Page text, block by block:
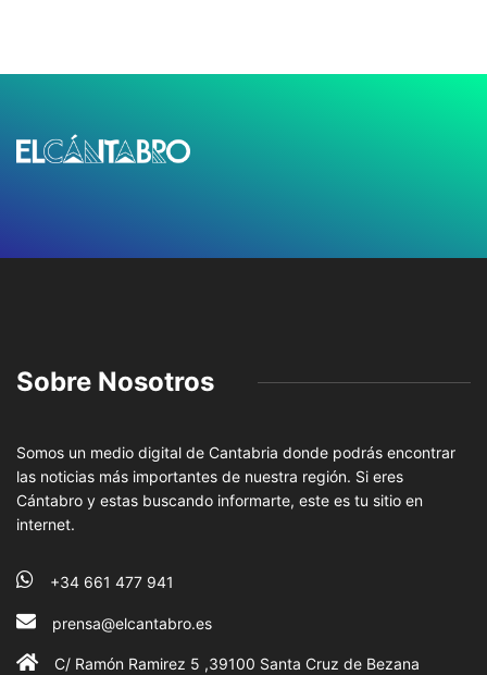
Sobre Nosotros
Somos un medio digital de Cantabria donde podrás encontrar
las noticias más importantes de nuestra región. Si eres
Cántabro y estas buscando informarte, este es tu sitio en
internet.
+34 661 477 941
prensa@elcantabro.es
C/ Ramón Ramirez 5 ,39100 Santa Cruz de Bezana